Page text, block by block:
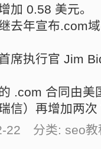
加 0.58 美元。
去年宣布.com
席执行官 Jim
.com 合同由美
信）再增加两
22 分类: seo